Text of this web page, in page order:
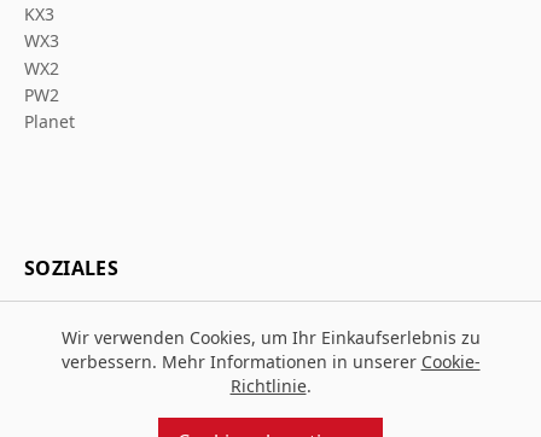
KX3
WX3
WX2
PW2
Planet
SOZIALES
Wir verwenden Cookies, um Ihr Einkaufserlebnis zu
verbessern. Mehr Informationen in unserer Cookie-
Richtlinie.